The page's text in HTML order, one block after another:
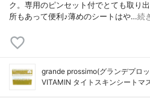
ク。専用のピンセット付でとても取り
所もあって便利♪薄めのシートはや…続
grande prossimo(グランデプロ
VITAMIN タイトスキンシートマ